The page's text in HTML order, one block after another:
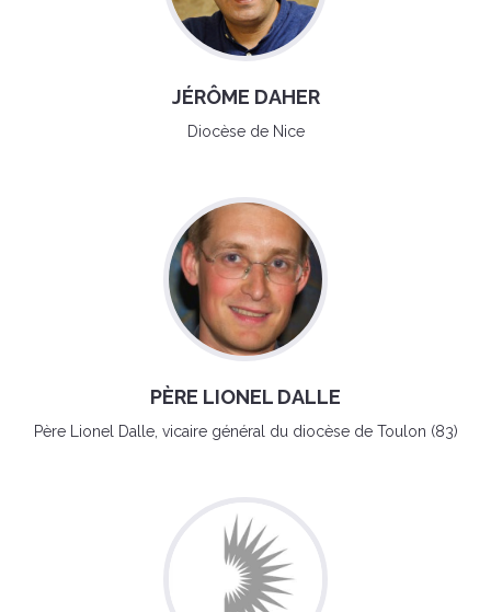
JÉRÔME DAHER
Diocèse de Nice
PÈRE LIONEL DALLE
Père Lionel Dalle, vicaire général du diocèse de Toulon (83)